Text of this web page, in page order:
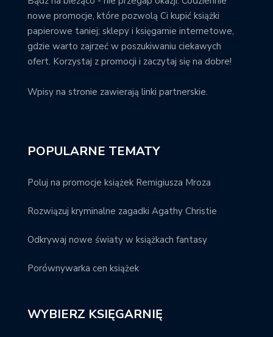
nowe promocje, które pozwolą Ci kupić książki
papierowe taniej; sklepy i księgarnie internetowe,
gdzie warto zajrzeć w poszukiwaniu ciekawych
ofert. Korzystaj z promocji i zaczytaj się na dobre!
Wpisy na stronie zawierają linki partnerskie.
POPULARNE TEMATY
Poluj na promocje książek Remigiusza Mroza
Rozwiązuj kryminalne zagadki Agathy Christie
Odkrywaj nowe światy w książkach fantasy
Porównywarka cen książek
WYBIERZ KSIĘGARNIĘ